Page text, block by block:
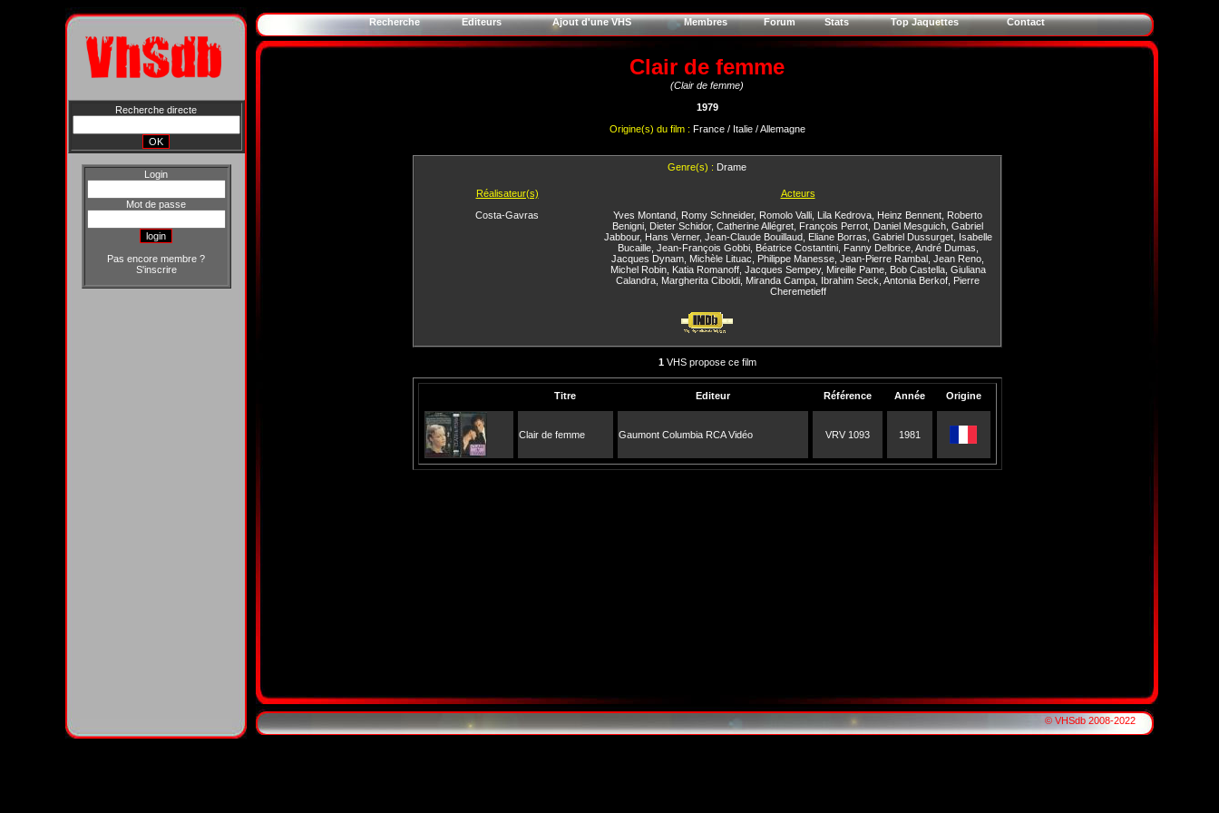
Recherche directe
Login
Mot de passe
Pas encore membre ?
S'inscrire
Recherche Editeurs Ajout d'une VHS Membres Forum Stats Top Jaquettes Contact
Clair de femme
(Clair de femme)
1979
Origine(s) du film : France / Italie / Allemagne
Genre(s) : Drame
Réalisateur(s)
Costa-Gavras
Acteurs
Yves Montand Romy Schneider, Romolo Valli Lila Kedrova Heinz Bennent Roberto
Benigni Dieter Schidor, Catherine Allégret François Perrot Daniel Mesguich Gabriel
Jabbour, Hans Verner, Jean-Claude Bouillaud, Eliane Borras Gabriel Dussurget, Isabelle
Bucaille, Jean-François Gobbi, Béatrice Costantini, Fanny Delbrice, André Dumas
Jacques Dynam Michèle Lituac Philippe Manesse Jean-Pierre Rambal Jean Reno
Michel Robin, Katia Romanoff, Jacques Sempey, Mireille Pame, Bob Castella, Giuliana
Calandra Margherita Ciboldi Miranda Campa Ibrahim Seck Antonia Berkof Pierre
Cheremetieff
1VHS propose ce film
Titre Editeur Référence Année Origine
Clair de femme Gaumont Columbia RCA Vidéo VRV 1093 1981
© VHSdb 2008-2022